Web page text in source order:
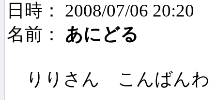
日時： 2008/07/06 20:20
名前： あにどる
りりさん こんばんわ